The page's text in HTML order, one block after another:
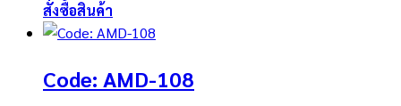
สั่งซื้อสินค้า
Code: AMD-108